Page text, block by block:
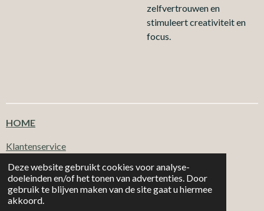
Deze website gebruikt cookies voor analyse-
doeleinden en/of het tonen van advertenties. Door
gebruik te blijven maken van de site gaat u hiermee
akkoord.
zelfvertrouwen en
stimuleert creativiteit en
focus.
HOME
Klantenservice
T
i
k
F
a
c
I
n
W
h
MORE 2 CHOOSE|Email: info@more2choose.nl |KVK nr. 89377249